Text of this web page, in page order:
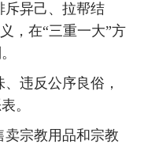
异己、拉帮结
，在“三重一大”方
违反公序良俗，
。
宗教用品和宗教